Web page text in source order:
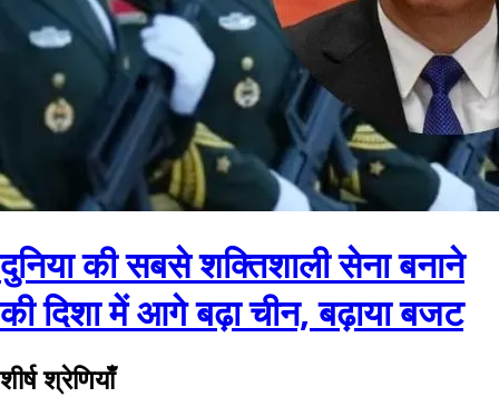
दुनिया की सबसे शक्तिशाली सेना बनाने
की दिशा में आगे बढ़ा चीन, बढ़ाया बजट
शीर्ष श्रेणियाँ